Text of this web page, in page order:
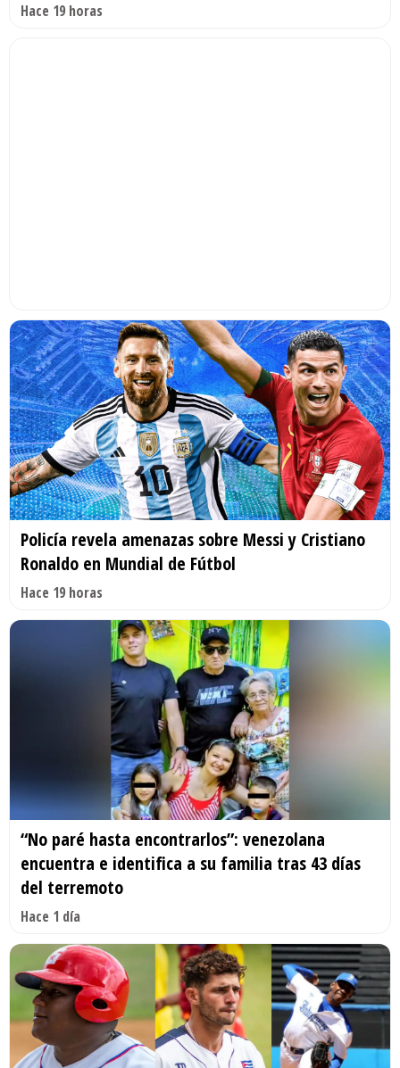
Hace 19 horas
Policía revela amenazas sobre Messi y Cristiano
Ronaldo en Mundial de Fútbol
Hace 19 horas
“No paré hasta encontrarlos”: venezolana
encuentra e identifica a su familia tras 43 días
del terremoto
Hace 1 día